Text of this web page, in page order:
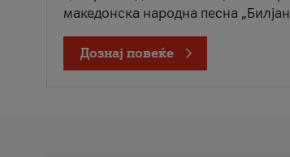
македонска народна песна „Билјан
Дознај повеќе